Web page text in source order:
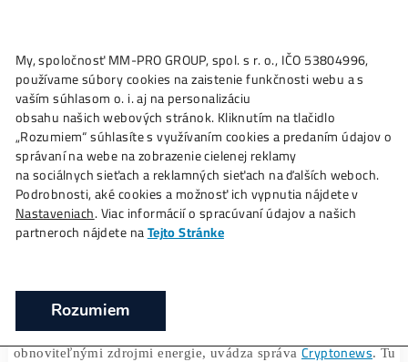
Ako toFunguje? Oplatí saŤažba? Zisky TU
Fínsko sa stane novým európskym
ťažby kryptomien
Domov ❯ Články ❯ Fínsko sa stane novým európskym
ťažby kryptomien
V Európe môže vzniknúť nová centrála ťažby
Konkrétne hovoríme oFínsku, ktoré má vďaka chladnej
My, spoločnosť MM-PRO GROUP, spol. s r. o., IČO
používame súbory cookies na zaistenie funkčnosti webu a
vaším súhlasom o. i. aj na personalizáciu
obsahu našich webových stránok. Kliknutím na tlačidlo
„Rozumiem“ súhlasíte s využívaním cookies a predaním
správaní na webe na zobrazenie cielenej reklamy
na sociálnych sieťach a reklamných sieťach na ďalších
Podrobnosti, aké cookies a možnosť ich vypnutia nájdete v
Nastaveniach. Viac informácií o spracúvaní údajov a našich
Rozumiem